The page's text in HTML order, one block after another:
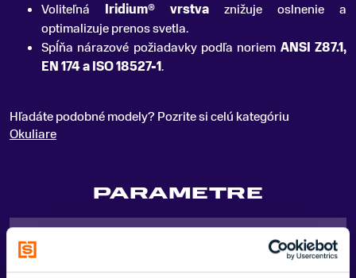
Voliteľná Iridium® vrstva znižuje oslnenie a
optimalizuje prenos svetla.
Spĺňa nárazové požiadavky podľa noriem ANSI Z87.1,
EN 174 a ISO 18527-1.
Hľadáte podobné modely? Pozrite si celú kategóriu
Okuliare
PARAMETRE
Dámske, Pánske